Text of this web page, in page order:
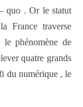
quo . Or le statut
France traverse
le phénomène de
quatre grands
du numérique , le